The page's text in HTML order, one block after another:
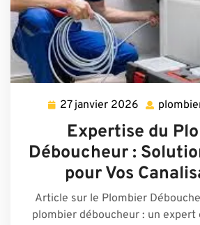
27 janvier 2026 27
janvier
2026
Expertise du
Déboucheur :
pour Vos
Article sur le Plombier
plombier déboucheur : un